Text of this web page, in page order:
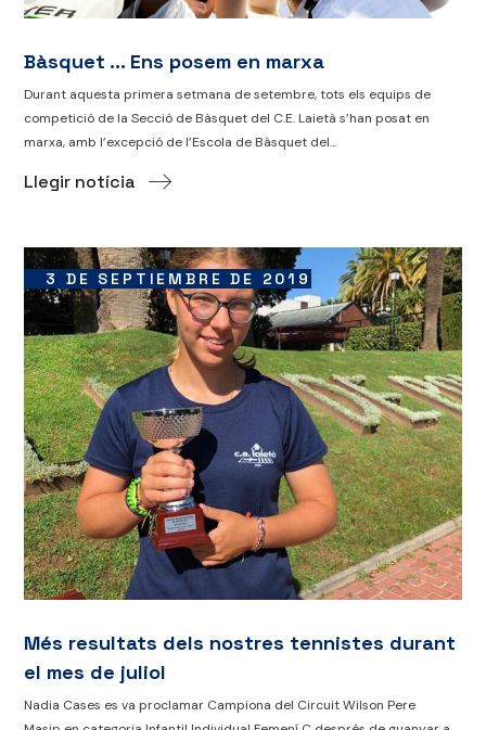
Bàsquet … Ens posem en marxa
Durant aquesta primera setmana de setembre, tots els equips de
competició de la Secció de Bàsquet del C.E. Laietà s’han posat en
marxa, amb l’excepció de l’Escola de Bàsquet del...
Llegir notícia
3 DE SEPTIEMBRE DE 2019
Més resultats dels nostres tennistes durant
el mes de juliol
Nadia Cases es va proclamar Campiona del Circuit Wilson Pere